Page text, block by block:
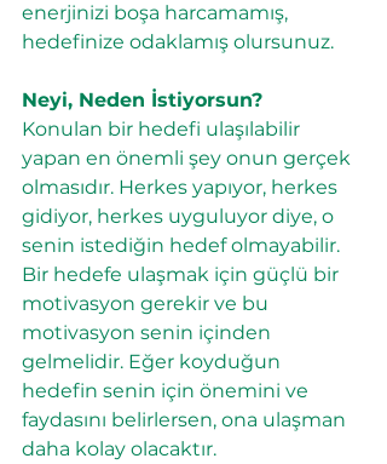
enerjinizi boşa harcamamış,
hedefinize odaklamış olursunuz.
Neyi, Neden İstiyorsun?
Konulan bir hedefi ulaşılabilir
yapan en önemli şey onun gerçek
olmasıdır. Herkes yapıyor, herkes
gidiyor, herkes uyguluyor diye, o
senin istediğin hedef olmayabilir.
Bir hedefe ulaşmak için güçlü bir
motivasyon gerekir ve bu
motivasyon senin içinden
gelmelidir. Eğer koyduğun
hedefin senin için önemini ve
faydasını belirlersen, ona ulaşman
daha kolay olacaktır.